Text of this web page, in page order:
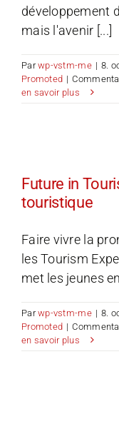
développement
mais l'avenir [...]
Parwp-vstm-me | 8.
Promoted |
en savoir plus
Future in
touristique
Faire vivre la
les Tourism
met les jeunes
Parwp-vstm-me | 8.
Promoted |
en savoir plus